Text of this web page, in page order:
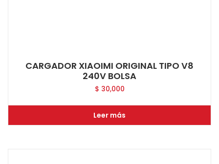
CARGADOR XIAOIMI ORIGINAL TIPO V8
240V BOLSA
$ 30,000
Leer más